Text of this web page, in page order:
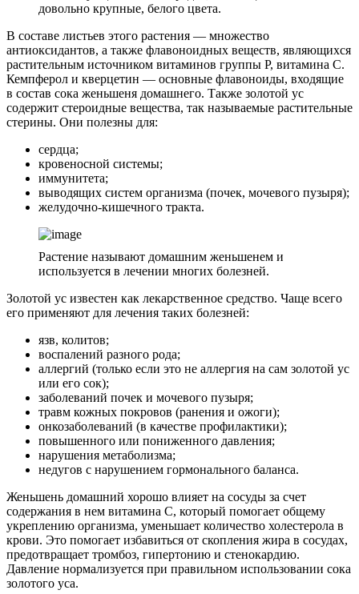
довольно крупные, белого цвета.
В составе листьев этого растения — множество
антиоксидантов, а также флавоноидных веществ, являющихся
растительным источником витаминов группы Р, витамина С.
Кемпферол и кверцетин — основные флавоноиды, входящие
в состав сока женьшеня домашнего. Также золотой ус
содержит стероидные вещества, так называемые растительные
стерины. Они полезны для:
сердца;
кровеносной системы;
иммунитета;
выводящих систем организма (почек, мочевого пузыря);
желудочно-кишечного тракта.
Растение называют домашним женьшенем и
используется в лечении многих болезней.
Золотой ус известен как лекарственное средство. Чаще всего
его применяют для лечения таких болезней:
язв, колитов;
воспалений разного рода;
аллергий (только если это не аллергия на сам золотой ус
или его сок);
заболеваний почек и мочевого пузыря;
травм кожных покровов (ранения и ожоги);
онкозаболеваний (в качестве профилактики);
повышенного или пониженного давления;
нарушения метаболизма;
недугов с нарушением гормонального баланса.
Женьшень домашний хорошо влияет на сосуды за счет
содержания в нем витамина С, который помогает общему
укреплению организма, уменьшает количество холестерола в
крови. Это помогает избавиться от скопления жира в сосудах,
предотвращает тромбоз, гипертонию и стенокардию.
Давление нормализуется при правильном использовании сока
золотого уса.